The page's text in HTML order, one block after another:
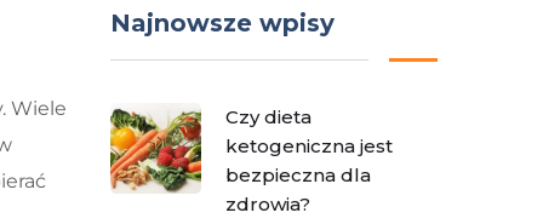
Wiele
Najnowsze wpisy
Czy dieta
ketogeniczna jest
bezpieczna dla
zdrowia?